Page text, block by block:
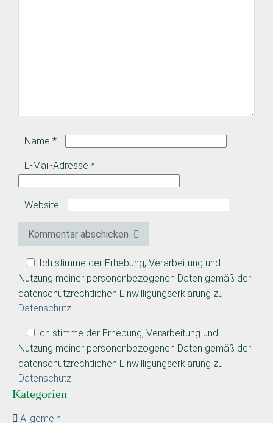
Name *
E-Mail-Adresse *
Website
Kommentar abschicken
Ich stimme der Erhebung, Verarbeitung und
Nutzung meiner personenbezogenen Daten gemäß der
datenschutzrechtlichen Einwilligungserklärung zu.
Datenschutz
Ich stimme der Erhebung, Verarbeitung und
Nutzung meiner personenbezogenen Daten gemäß der
datenschutzrechtlichen Einwilligungserklärung zu.
Datenschutz
Kategorien
Allgemein